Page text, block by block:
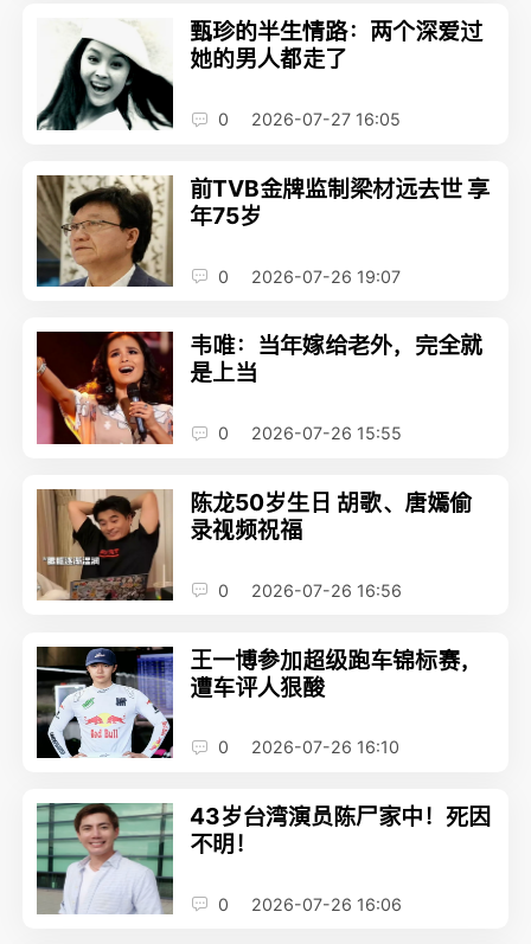
甄珍的半生情路：两个深爱过
她的男人都走了
0 2026-07-27 16:05
前TVB金牌监制梁材远去世 享
年75岁
0 2026-07-26 19:07
韦唯：当年嫁给老外，完全就
是上当
0 2026-07-26 15:55
陈龙50岁生日 胡歌、唐嫣偷
录视频祝福
0 2026-07-26 16:56
王一博参加超级跑车锦标赛，
遭车评人狠酸
0 2026-07-26 16:10
43岁台湾演员陈尸家中！死因
不明！
0 2026-07-26 16:06